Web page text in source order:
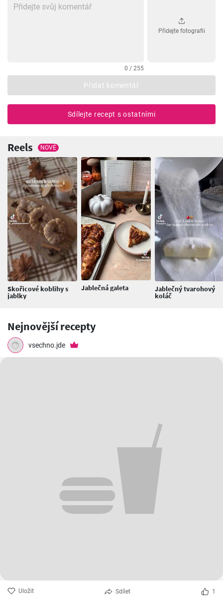
0 / 255
Přidejte fotografii
Přidat komentář
Sdílejte recept s ostatními
Reels NOVÉ
Skořicové koblihy s
jablky
Jablečná galeta Jablečný tvarohový
koláč
Nejnovější recepty
vsechno.jde
Uložit Sdílet 1